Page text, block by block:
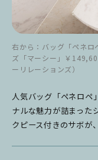
右から：バッグ「ペネ
ズ「マーシー」￥
ーリレーションズ）
人気バッグ「ペネロペ
ナルな魅力が詰まった
クピース付きのサボが